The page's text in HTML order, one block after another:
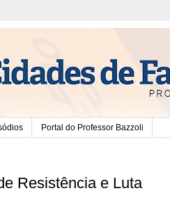
Portal do Professor Bazzoli
Resistência e Luta